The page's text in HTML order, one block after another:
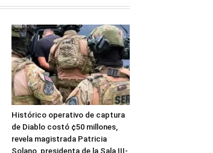
Histórico operativo de captura
de Diablo costó ¢50 millones,
revela magistrada Patricia
Solano, presidenta de la Sala III-